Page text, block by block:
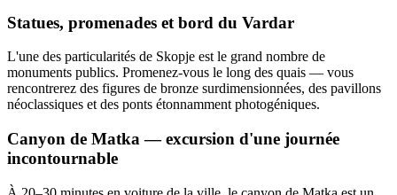
Statues, promenades et bord du Vardar
L'une des particularités de Skopje est le grand nombre de
monuments publics. Promenez-vous le long des quais — vous
rencontrerez des figures de bronze surdimensionnées, des pavillons
néoclassiques et des ponts étonnamment photogéniques.
Canyon de Matka — excursion d'une journée
incontournable